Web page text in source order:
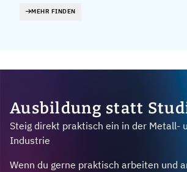
MEHR FINDEN
Ausbildung statt
Steig direkt praktisch ein in der Metall-
Industrie
Wenn du gerne praktisch arbeiten und